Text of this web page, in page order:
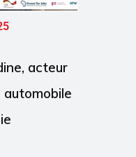
acteur